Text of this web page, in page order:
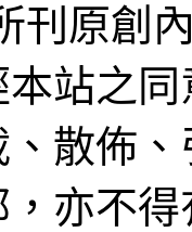
刊原創
站之
散佈
亦不